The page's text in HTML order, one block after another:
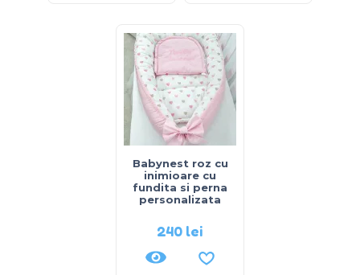
Babynest roz cu
inimioare cu
fundita si perna
personalizata
240 lei